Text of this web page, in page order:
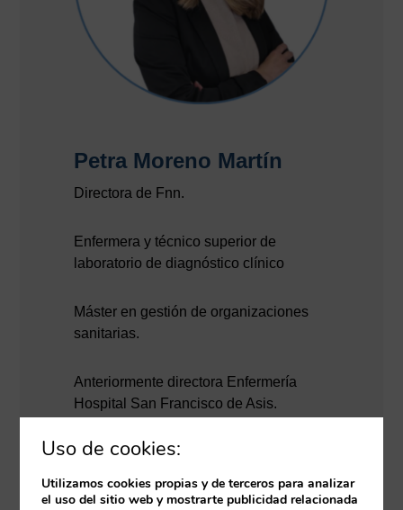
Petra Moreno Martín
Directora de Fnn.
Enfermera y técnico superior de
laboratorio de diagnóstico clínico
Máster en gestión de organizaciones
sanitarias.
Anteriormente directora Enfermería
Hospital San Francisco de Asis.
Colaboradora docente con las
Francisco de Vitoria y Somosaguas.
Uso de cookies:
Utilizamos cookies propias y de terceros para analizar
el uso del sitio web y mostrarte publicidad relacionada